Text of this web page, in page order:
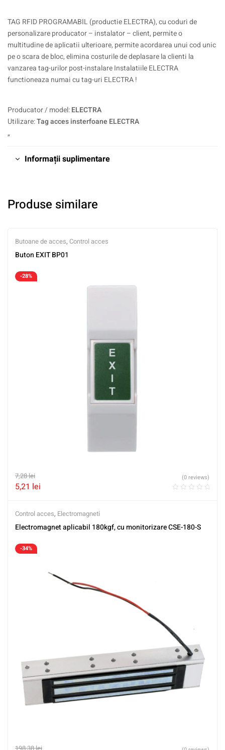
TAG RFID PROGRAMABIL (productie ELECTRA), cu coduri de
personalizare producator – instalator – client, permite o
multitudine de aplicatii ulterioare, permite acordarea unui cod unic
pe o scara de bloc, elimina costurile de deplasare la clienti la
vanzarea tag-urilor post-instalare Instalatiile ELECTRA
functioneaza numai cu tag-uri ELECTRA !
Producator / model:ELECTRA
Utilizare:Tag acces insterfoane ELECTRA
„
Informații suplimentare
Produse similare
Butoane de acces, Control acces
Buton EXIT BP01
-28%
7,28lei
5,21 lei
(0 reviews)
Control acces, Electromagneti
Electromagnet aplicabil 180kgf, cu monitorizare CSE-180-S
-34%